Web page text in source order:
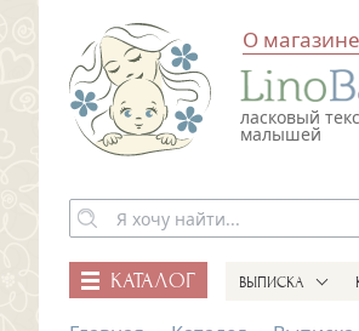
ласковый
малышей
О магазине
КАТАЛОГ ВЫПИСКА